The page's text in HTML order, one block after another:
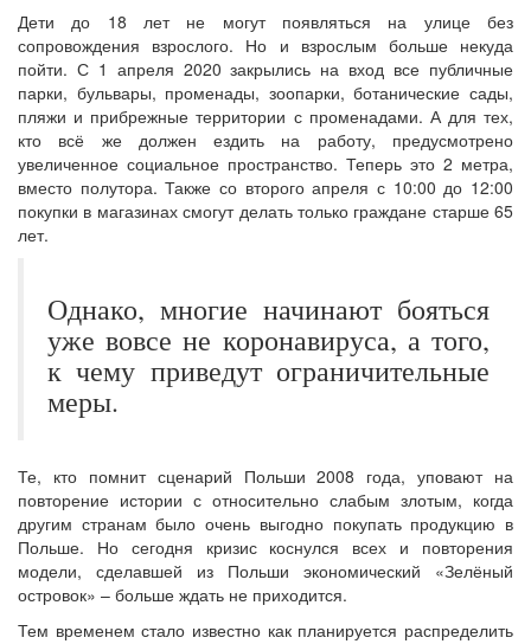
Дети до 18 лет не могут появляться на улице без
сопровождения взрослого. Но и взрослым больше некуда
пойти. С 1 апреля 2020 закрылись на вход все публичные
парки, бульвары, променады, зоопарки, ботанические сады,
пляжи и прибрежные территории с променадами. А для тех,
кто всё же должен ездить на работу, предусмотрено
увеличенное социальное пространство. Теперь это 2 метра,
вместо полутора. Также со второго апреля с 10:00 до 12:00
покупки в магазинах смогут делать только граждане старше 65
лет.
Однако, многие начинают бояться
уже вовсе не коронавируса, а того,
к чему приведут ограничительные
меры.
Те, кто помнит сценарий Польши 2008 года, уповают на
повторение истории с относительно слабым злотым, когда
другим странам было очень выгодно покупать продукцию в
Польше. Но сегодня кризис коснулся всех и повторения
модели, сделавшей из Польши экономический «Зелёный
островок» – больше ждать не приходится.
Тем временем стало известно как планируется распределить